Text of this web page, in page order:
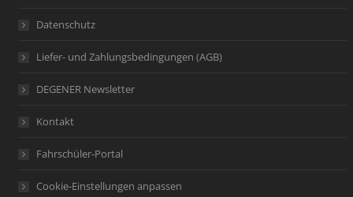
Datenschutz
Liefer- und Zahlungsbedingungen (AGB)
DEGENER Newsletter
Kontakt
Fahrschüler-Portal
Cookie-Einstellungen anpassen